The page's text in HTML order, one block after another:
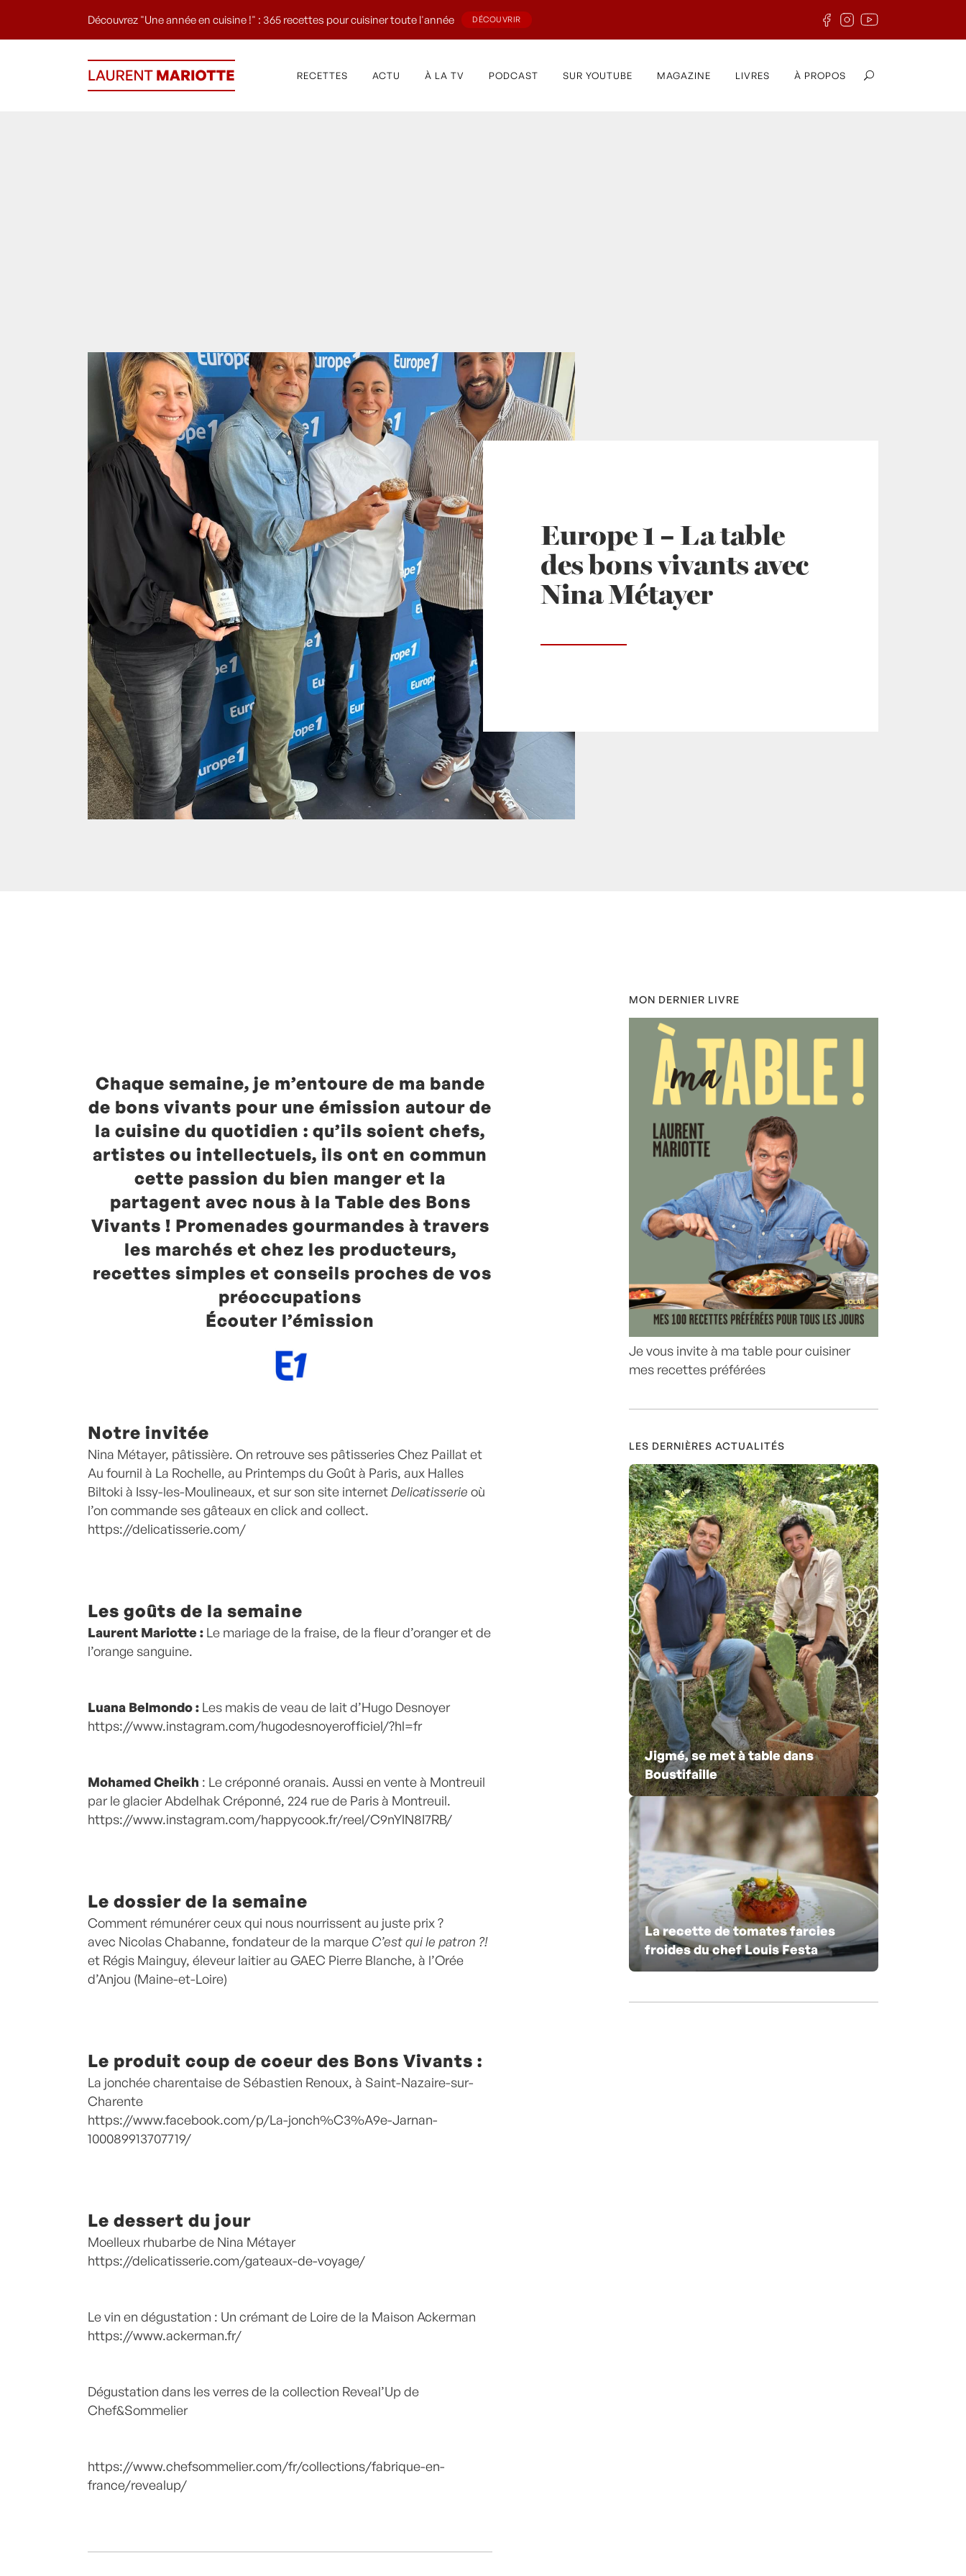
Découvrez "Une année en cuisine !" : 365 recettes pour cuisiner toute l'année DÉCOUVRIR
RECETTES ACTU À LA TV PODCAST SUR YOUTUBE MAGAZINE LIVRES À PROPOS
Europe 1 – La table
des bons vivants avec
Nina Métayer
Chaque semaine, je m’entoure de ma bande
de bons vivants pour une émission autour de
la cuisine du quotidien : qu’ils soient chefs,
artistes ou intellectuels, ils ont en commun
cette passion du bien manger et la
partagent avec nous à la Table des Bons
Vivants ! Promenades gourmandes à travers
les marchés et chez les producteurs,
recettes simples et conseils proches de vos
préoccupations
Écouter l’émission
Notre invitée
Nina Métayer, pâtissière. On retrouve ses pâtisseries Chez Paillat et
Au fournil à La Rochelle, au Printemps du Goût à Paris, aux Halles
Biltoki à Issy-les-Moulineaux, et sur son site internet Delicatisserie où
l’on commande ses gâteaux en click and collect.
https://delicatisserie.com/
Les goûts de la semaine
Laurent Mariotte : Le mariage de la fraise, de la fleur d’oranger et de
l’orange sanguine.
Luana Belmondo : Les makis de veau de lait d’Hugo Desnoyer
https://www.instagram.com/hugodesnoyerofficiel/?hl=fr
Mohamed Cheikh : Le créponné oranais. Aussi en vente à Montreuil
par le glacier Abdelhak Créponné, 224 rue de Paris à Montreuil.
https://www.instagram.com/happycook.fr/reel/C9nYlN8I7RB/
Le dossier de la semaine
Comment rémunérer ceux qui nous nourrissent au juste prix ?
avec Nicolas Chabanne, fondateur de la marque C’est qui le patron ?!
et Régis Mainguy, éleveur laitier au GAEC Pierre Blanche, à l’Orée
d’Anjou (Maine-et-Loire)
Le produit coup de coeur des Bons Vivants :
La jonchée charentaise de Sébastien Renoux, à Saint-Nazaire-sur-
Charente
https://www.facebook.com/p/La-jonch%C3%A9e-Jarnan-
100089913707719/
Le dessert du jour
Moelleux rhubarbe de Nina Métayer
https://delicatisserie.com/gateaux-de-voyage/
Le vin en dégustation : Un crémant de Loire de la Maison Ackerman
https://www.ackerman.fr/
Dégustation dans les verres de la collection Reveal’Up de
Chef&Sommelier
https://www.chefsommelier.com/fr/collections/fabrique-en-
france/revealup/
MON DERNIER LIVRE
Je vous invite à ma table pour cuisiner
mes recettes préférées
LES DERNIÈRES ACTUALITÉS
Jigmé, se met à table dans
Boustifaille
La recette de tomates farcies
froides du chef Louis Festa